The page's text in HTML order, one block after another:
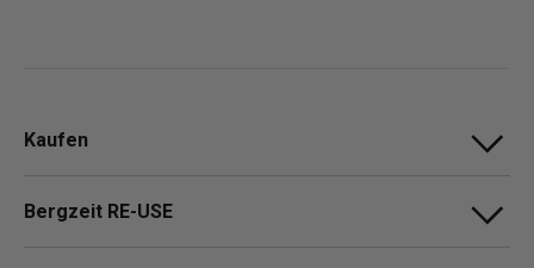
Kaufen
Bergzeit RE-USE